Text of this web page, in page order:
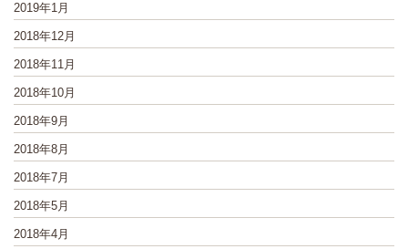
2019年1月
2018年12月
2018年11月
2018年10月
2018年9月
2018年8月
2018年7月
2018年5月
2018年4月